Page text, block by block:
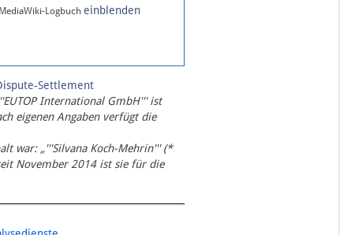
Logbuch einblenden
Settlement
International GmbH''' ist
eigenen Angaben verfügt die
war: „'''Silvana Koch-Mehrin''' (*
November 2014 ist sie für die